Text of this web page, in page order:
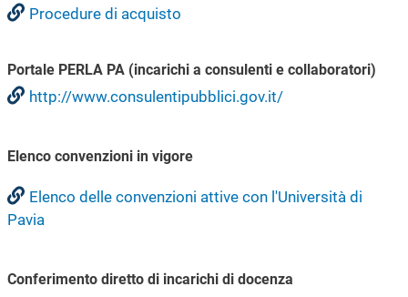
Procedure di acquisto
Portale PERLA PA (incarichi a consulenti e collaboratori)
http://www.consulentipubblici.gov.it/
Elenco convenzioni in vigore
Elenco delle convenzioni attive con l'Università di
Pavia
Conferimento diretto di incarichi di docenza